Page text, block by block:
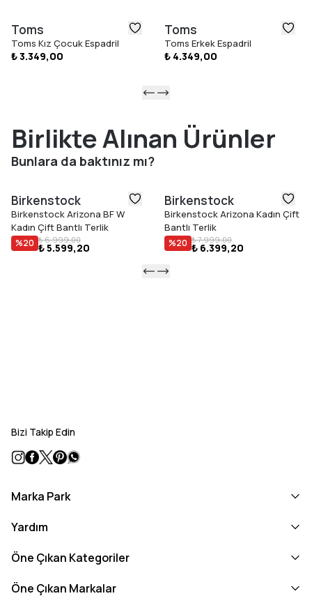
CloudBound™ iç taban
İp sargılı orta taban
Toms
Toms Kız Çocuk Espadril
₺ 3.349,00
Toms
Toms Erkek Espadril
₺ 4.349,00
Birlikte Alınan Ürünler
Bunlara da baktınız mı?
Birkenstock
Birkenstock Arizona BF W
Kadın Çift Bantlı Terlik
%20 ₺ 6.999,00
₺ 5.599,20
Birkenstock
Birkenstock Arizona Kadın Çift
Bantlı Terlik
%20 ₺ 7.999,00
₺ 6.399,20
Bizi Takip Edin
Marka Park
Yardım
Öne Çıkan Kategoriler
Öne Çıkan Markalar